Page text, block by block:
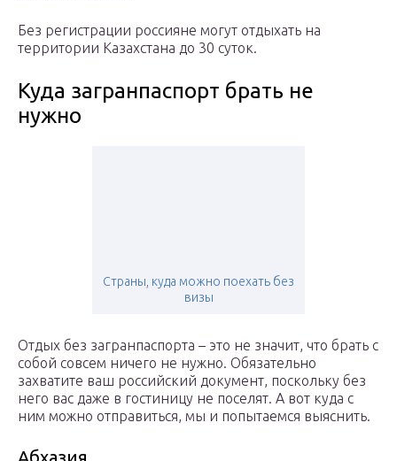
Без регистрации россияне могут отдыхать на
территории Казахстана до 30 суток.
Куда загранпаспорт брать не
нужно
Страны, куда можно поехать без
визы
Отдых без загранпаспорта – это не значит, что брать с
собой совсем ничего не нужно. Обязательно
захватите ваш российский документ, поскольку без
него вас даже в гостиницу не поселят. А вот куда с
ним можно отправиться, мы и попытаемся выяснить.